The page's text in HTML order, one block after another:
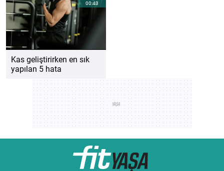
00:43
Kas geliştirirken en sık
yapılan 5 hata